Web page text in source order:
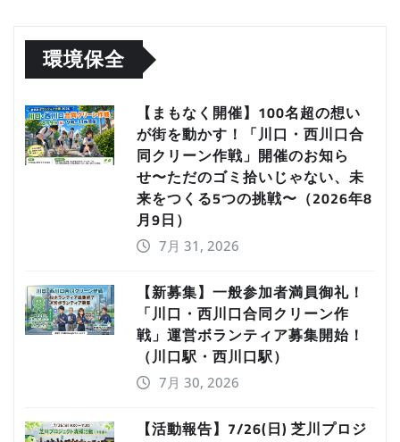
環境保全
【まもなく開催】100名超の想い
が街を動かす！「川口・西川口合
同クリーン作戦」開催のお知ら
せ〜ただのゴミ拾いじゃない、未
来をつくる5つの挑戦〜（2026年8
月9日）
7月 31, 2026
【新募集】一般参加者満員御礼！
「川口・西川口合同クリーン作
戦」運営ボランティア募集開始！
（川口駅・西川口駅）
7月 30, 2026
【活動報告】7/26(日) 芝川プロジ